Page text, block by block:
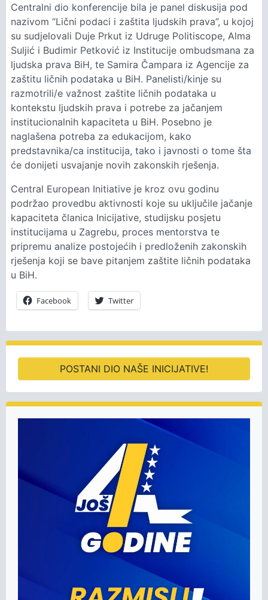
Centralni dio konferencije bila je panel diskusija pod
nazivom “Lični podaci i zaštita ljudskih prava”, u kojoj
su sudjelovali Duje Prkut iz Udruge Politiscope, Alma
Suljić i Budimir Petković iz Institucije ombudsmana za
ljudska prava BiH, te Samira Čampara iz Agencije za
zaštitu ličnih podataka u BiH. Panelisti/kinje su
razmotrili/e važnost zaštite ličnih podataka u
kontekstu ljudskih prava i potrebe za jačanjem
institucionalnih kapaciteta u BiH. Posebno je
naglašena potreba za edukacijom, kako
predstavnika/ca institucija, tako i javnosti o tome šta
će donijeti usvajanje novih zakonskih rješenja.
Central European Initiative je kroz ovu godinu
podržao provedbu aktivnosti koje su uključile jačanje
kapaciteta članica Inicijative, studijsku posjetu
institucijama u Zagrebu, proces mentorstva te
pripremu analize postojećih i predloženih zakonskih
rješenja koji se bave pitanjem zaštite ličnih podataka
u BiH.
Facebook Twitter
POSTANI DIO NAŠE INICIJATIVE!